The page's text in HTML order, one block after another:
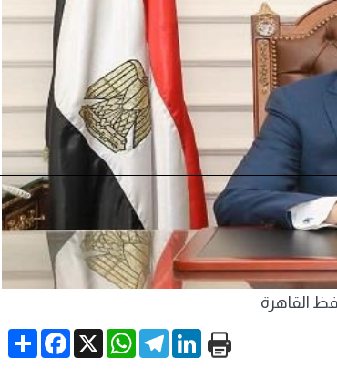
القاهرة
Share
Facebook X
WhatsApp
TelegramLinkedIn